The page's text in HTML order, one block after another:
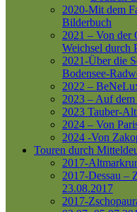
2020-Mit dem
Bilderbuch
2021 – Von der
Weichsel durch
2021-Über die
Bodensee-
2022 –
2023 – Auf
2023 Tauber-
2024 – Von
2024 -Von
Touren durch
2017-
2017-Dessau –
23.08.2017
2017-